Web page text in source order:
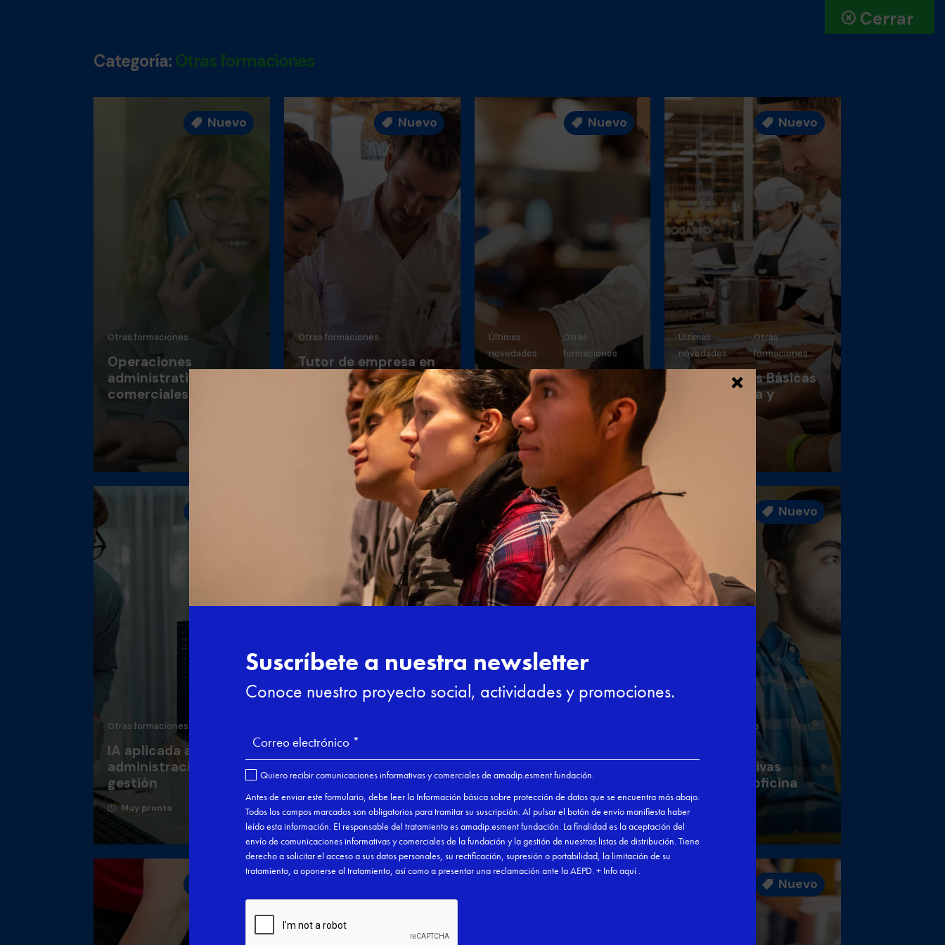
Cerrar
Categoría:Otras formaciones
 Nuevo
Otras formaciones
Operaciones
administrativas
comerciales
 Nuevo
Otras formaciones
Tutor de empresa en
contratos para la
formación en
alternancia
 Nuevo
Últimas
novedades
,Otras
formaciones
Bebidas – grado B
 Muy pronto
 Nuevo
Últimas
novedades
,Otras
formaciones
Operaciones Básicas
de Pastelería y
Otras formaciones
IA aplicada a la
administración y
gestión
 Muy pronto
Nuevo
Ciberseguridad
 Muy pronto
 Nuevo
trabajo autónomo
Muy pronto
 Nuevo
Otras formaciones
administrativas
básicas de oficina
 Nuevo
×